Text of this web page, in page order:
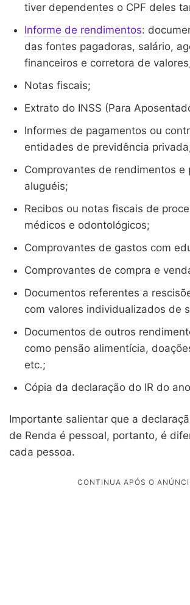
tiver dependentes o CPF deles
Informe de rendimentos:
das fontes pagadoras, salário,
financeiros e corretora de
Notas fiscais;
Extrato do INSS (Para
Informes de pagamentos ou
entidades de previdência
Comprovantes de rendimentos e
aluguéis;
Recibos ou notas fiscais de
médicos e odontológicos;
Comprovantes de gastos com
Comprovantes de compra e
Documentos referentes a
com valores individualizados de
Documentos de outros
como pensão alimentícia,
etc.;
Cópia da declaração do IR do
Importante salientar que a
de Renda é pessoal, portanto, é
cada pessoa.